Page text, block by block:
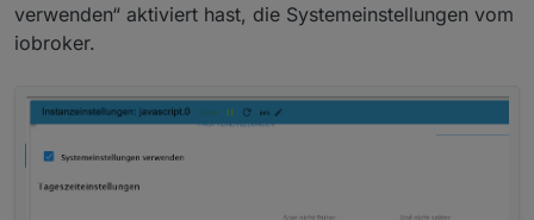
verwenden“ aktiviert hast, die Systemeinstellungen vom
iobroker.